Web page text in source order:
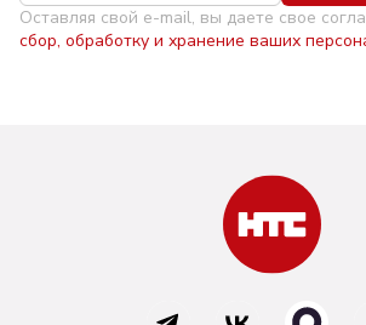
Оставляя свой e-mail, вы даете свое
сбор, обработку и хранение ваших